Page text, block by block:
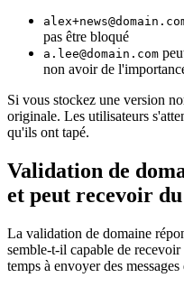
pas être bloqué
a.lee@domain.com
non avoir de
Si vous stockez une version
originale. Les utilisateurs
qu'ils ont tapé.
Validation de
et peut recevoir
La validation de domaine
semble-t-il capable de
temps à envoyer des